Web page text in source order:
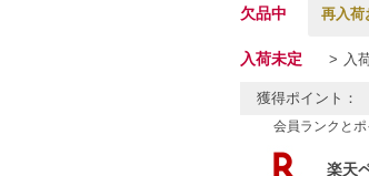
欠品中 再入荷
入荷未定 入
獲得ポイント：
会員ランクと